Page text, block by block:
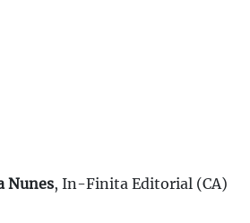
Nunes, In-Finita Editorial (CA)